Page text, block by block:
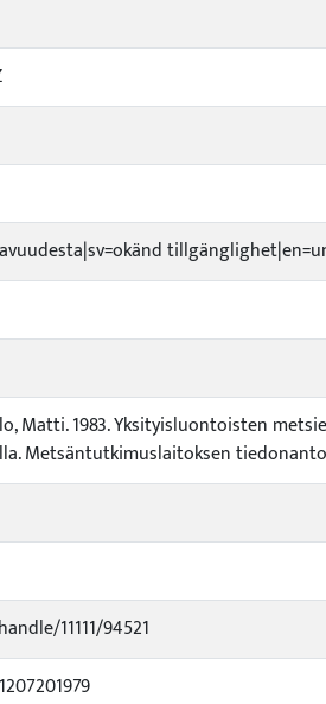
Matti. 1983. Yksityisluontoisten
Metsäntutkimuslaitoksen
11111/94521